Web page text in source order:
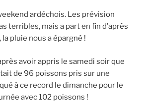
ardéchois. Les prévision
terribles, mais a part en fin d’après
pluie nous a épargné !
avoir appris le samedi soir que
de 96 poissons pris sur une
à ce record le dimanche pour le
avec 102 poissons !